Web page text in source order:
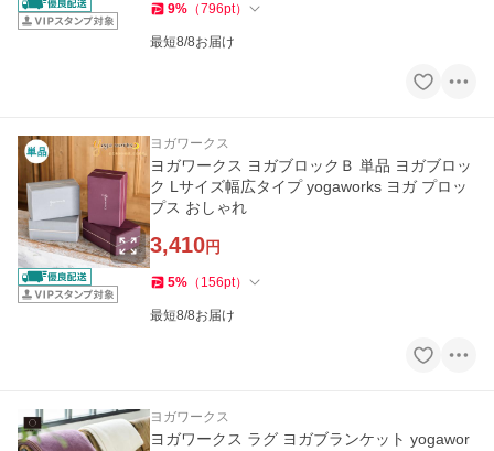
9% （796pt）
最短8/8お届け
ヨガワークス
ヨガワークス ヨガブロックＢ 単品 ヨガブロッ
ク Lサイズ幅広タイプ yogaworks ヨガ プロッ
プス おしゃれ
3,410円
5% （ 156pt）
最短8/8お届け
ヨガワークス
ヨガワークス ラグ ヨガブランケット yogawor